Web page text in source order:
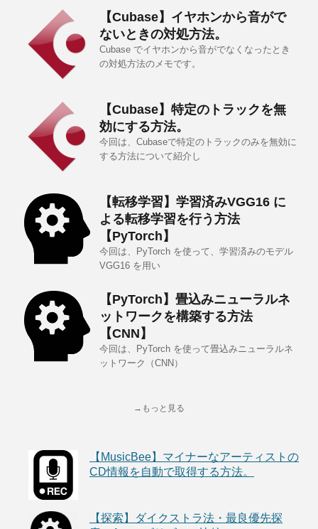
【Cubase】イヤホンから音がで
ないときの対処方法。
Cubase でイヤホンから音がでなくなったとき
の対処方法のメモです。
【Cubase】特定のトラックを無
効にする方法。
今回は、Cubaseで特定のトラックのみを無効に
する方法について紹介し
【転移学習】学習済みVGG16 に
よる転移学習を行う方法
【PyTorch】
今回は、PyTorch を使って、学習済みのモデル
VGG16 を用い
【PyTorch】畳込みニューラルネ
ットワークを構築する方法
【CNN】
今回は、PyTorch を使って畳込みニューラルネ
ットワーク（CNN）
→もっと見る
【MusicBee】マイナーなアーティストの
CD情報を自動で取得する方法。
【探索】ダイクストラ法・最良優先探